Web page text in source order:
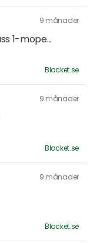
9 månader
1-mope...
Blocket.se
9 månader
Blocket.se
9 månader
Blocket.se